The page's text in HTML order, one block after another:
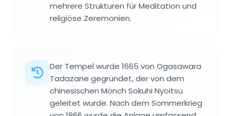
mehrere Strukturen für Meditation und
religiöse Zeremonien.
Der Tempel wurde 1665 von Ogasawara
Tadazane gegründet, der von dem
chinesischen Mönch Sokuhi Nyoitsu
geleitet wurde. Nach dem Sommerkrieg